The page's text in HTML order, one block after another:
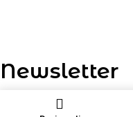
Newsletter
Ekskluzivne ponude, novi